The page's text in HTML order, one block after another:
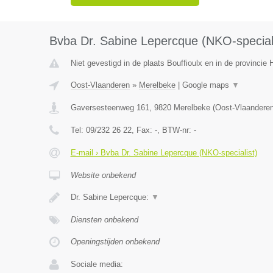
Bvba Dr. Sabine Lepercque (NKO-
Niet gevestigd in de plaats Bouffioulx en in de provincie
Oost-Vlaanderen» Merelbeke| Google maps ▼
Gaversesteenweg 161, 9820 Merelbeke(Oost-
Tel: 09/232 26 22, Fax: -, BTW-nr: -
E-mail › Bvba Dr. Sabine Lepercque (NKO-specialist)
Website onbekend
Dr. Sabine Lepercque: ▼
Diensten onbekend
Openingstijden onbekend
Sociale media: